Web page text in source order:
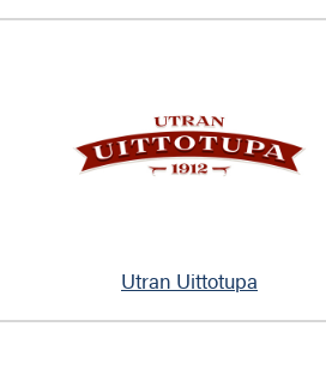
Utran Uittotupa